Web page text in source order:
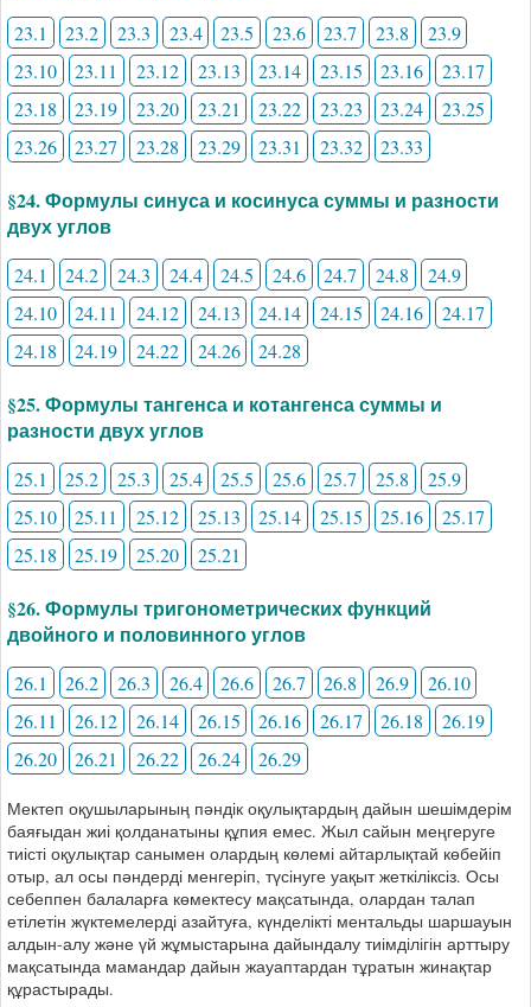
23.1 23.2 23.3 23.4 23.5 23.6 23.7 23.8
23.9
23.10
23.11 23.12 23.13 23.14 23.15 23.16
23.17
23.18
23.19 23.20 23.21 23.22 23.23 23.24
23.25
23.26
23.27 23.28 23.29 23.31 23.32 23.33
§24. Формулы синуса и косинуса суммы и разности
двух углов
24.1 24.2 24.3 24.4 24.5 24.6 24.7 24.8
24.9
24.10
24.11 24.12 24.13 24.14 24.15 24.16
24.17
24.18
24.19 24.22 24.26 24.28
§25. Формулы тангенса и котангенса суммы и
разности двух углов
25.1 25.2 25.3 25.4 25.5 25.6 25.7 25.8
25.9
25.10
25.11 25.12 25.13 25.14 25.15 25.16
25.17
25.18
25.19 25.20 25.21
§26. Формулы тригонометрических функций
двойного и половинного углов
26.1 26.2 26.3 26.4 26.6 26.7 26.8 26.9
26.10
26.11
26.12 26.14 26.15 26.16 26.17 26.18
26.19
26.20
26.21 26.22 26.24 26.29
Мектеп оқушыларының пәндік оқулықтардың дайын шешімдерім
баяғыдан жиі қолданатыны құпия емес. Жыл сайын меңгеруге
тиісті оқулықтар санымен олардың көлемі айтарлықтай көбейіп
отыр, ал осы пәндерді менгеріп, түсінуге уақыт жеткіліксіз. Осы
себеппен балаларға көмектесу мақсатында, олардан талап
етілетін жүктемелерді азайтуға, күнделікті ментальды шаршауын
алдын-алу және үй жұмыстарына дайындалу тиімділігін арттыру
мақсатында мамандар дайын жауаптардан тұратын жинақтар
құрастырады.